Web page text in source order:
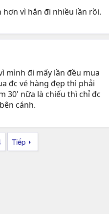
hơn vì hắn đi nhiều lần rồi.
mình đi mấy lần đều mua
đc vé hàng đẹp thì phải
30' nữa là chiếu thì chỉ đc
cánh.
Tiếp